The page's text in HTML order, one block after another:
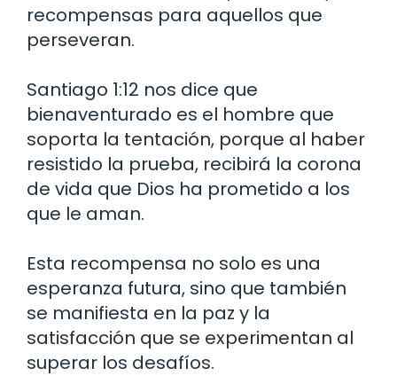
recompensas para aquellos que
perseveran.
Santiago 1:12 nos dice que
bienaventurado es el hombre que
soporta la tentación, porque al haber
resistido la prueba, recibirá la corona
de vida que Dios ha prometido a los
que le aman.
Esta recompensa no solo es una
esperanza futura, sino que también
se manifiesta en la paz y la
satisfacción que se experimentan al
superar los desafíos.